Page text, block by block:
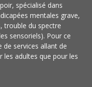
spécialisé dans
mentales grave,
trouble du spectre
sensoriels). Pour ce
de services allant de
les adultes que pour les